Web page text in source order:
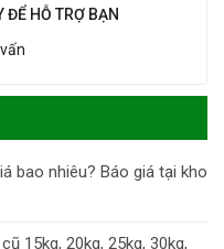
ĐỂ HỖ TRỢ BẠN
bao nhiêu? Báo giá tại kho
15kg, 20kg, 25kg, 30kg,